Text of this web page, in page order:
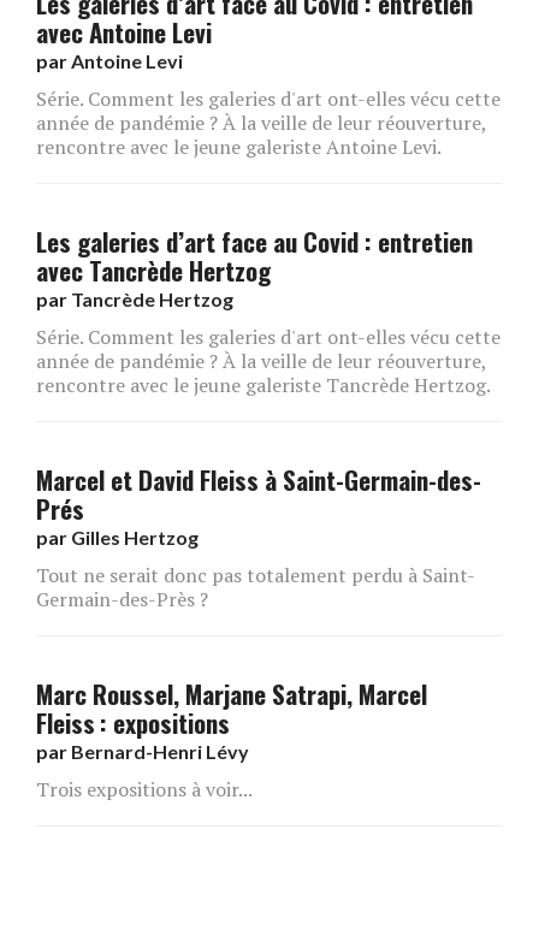
avec Antoine Levi
parAntoine Levi
Série. Comment les galeries d'art ont-elles vécu cette
année de pandémie ? À la veille de leur réouverture,
rencontre avec le jeune galeriste Antoine Levi.
Les galeries d’art face au Covid : entretien
avec Tancrède Hertzog
par Tancrède Hertzog
Série. Comment les galeries d'art ont-elles vécu cette
année de pandémie ? À la veille de leur réouverture,
rencontre avec le jeune galeriste Tancrède Hertzog.
Marcel et David Fleiss à Saint-Germain-des-
Prés
par Gilles Hertzog
Tout ne serait donc pas totalement perdu à Saint-
Germain-des-Près ?
Marc Roussel, Marjane Satrapi, Marcel
Fleiss : expositions
par Bernard-Henri Lévy
Trois expositions à voir...